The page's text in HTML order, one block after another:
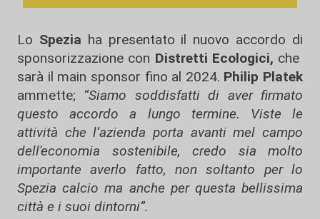
Lo Spezia ha presentato il nuovo accordo di
sponsorizzazione con Distretti Ecologici, che
sarà il main sponsor fino al 2024. Philip Platek
ammette; “Siamo soddisfatti di aver firmato
questo accordo a lungo termine. Viste le
attività che l’azienda porta avanti mel campo
dell'economia sostenibile, credo sia molto
importante averlo fatto, non soltanto per lo
Spezia calcio ma anche per questa bellissima
città e i suoi dintorni”.